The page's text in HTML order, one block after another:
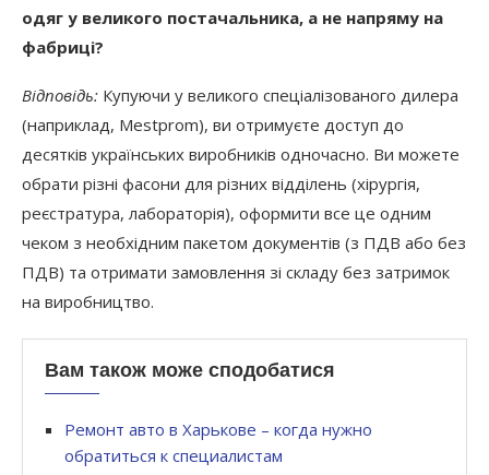
одяг у великого постачальника, а не напряму на
фабриці?
Відповідь: Купуючи у великого спеціалізованого дилера
(наприклад, Mestprom), ви отримуєте доступ до
десятків українських виробників одночасно. Ви можете
обрати різні фасони для різних відділень (хірургія,
реєстратура, лабораторія), оформити все це одним
чеком з необхідним пакетом документів (з ПДВ або без
ПДВ) та отримати замовлення зі складу без затримок
на виробництво.
Вам також може сподобатися
Ремонт авто в Харькове – когда нужно
обратиться к специалистам